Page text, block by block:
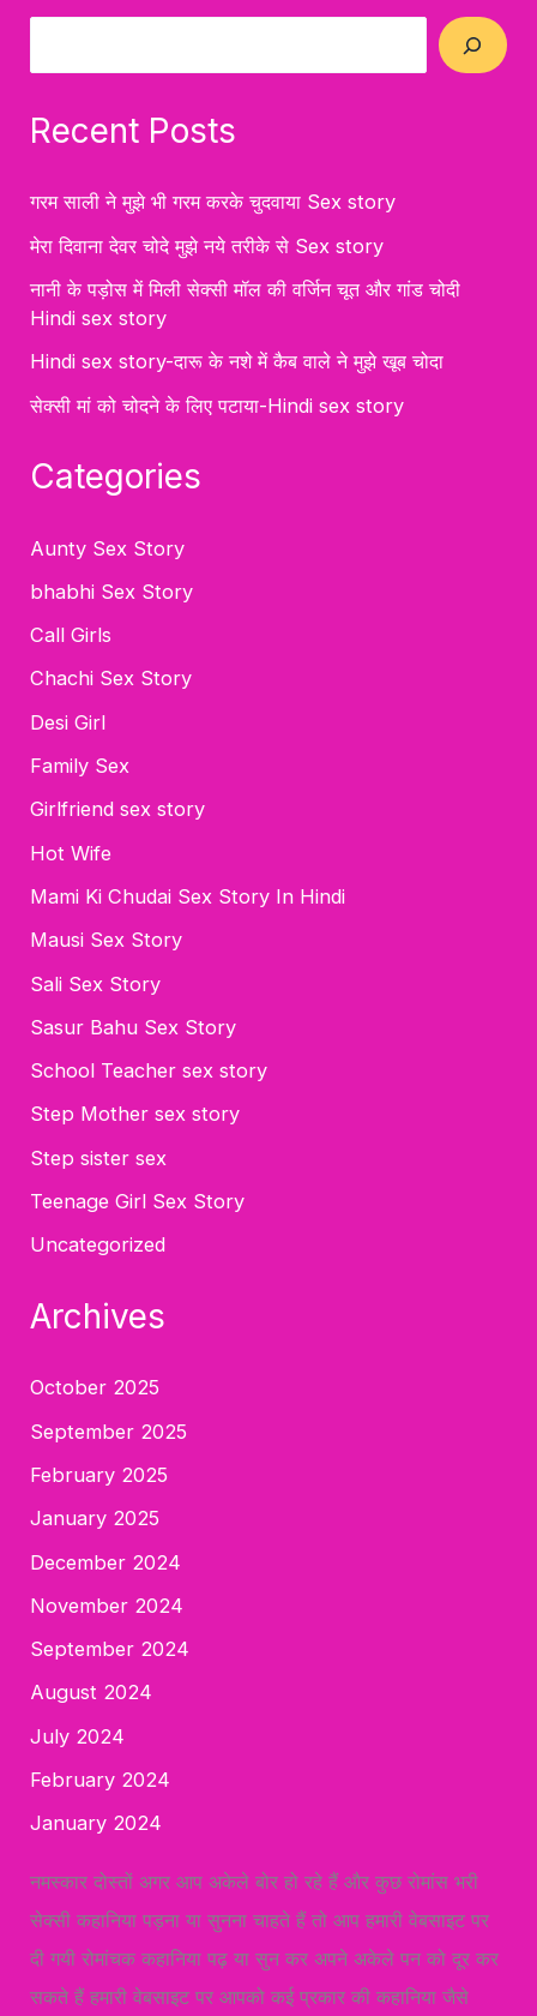
Recent Posts
गरम साली ने मुझे भी गरम करके चुदवाया Sex story
मेरा दिवाना देवर चोदे मुझे नये तरीके से Sex story
नानी के पड़ोस में मिली सेक्सी मॉल की वर्जिन चूत और गांड चोदी
Hindi sex story
Hindi sex story-दारू के नशे में कैब वाले ने मुझे खूब चोदा
सेक्सी मां को चोदने के लिए पटाया-Hindi sex story
Categories
Aunty Sex Story
bhabhi Sex Story
Call Girls
Chachi Sex Story
Desi Girl
Family Sex
Girlfriend sex story
Hot Wife
Mami Ki Chudai Sex Story In Hindi
Mausi Sex Story
Sali Sex Story
Sasur Bahu Sex Story
School Teacher sex story
Step Mother sex story
Step sister sex
Teenage Girl Sex Story
Uncategorized
Archives
October 2025
September 2025
February 2025
January 2025
December 2024
November 2024
September 2024
August 2024
July 2024
February 2024
January 2024
नमस्कार दोस्तों अगर आप अकेले बोर हो रहे हैं और कुछ रोमांस भरी
सेक्सी कहानिया पड़ना या सुनना चाहते हैं तो आप हमारी वेबसाइट पर
दी गयी रोमांचक कहानिया पढ़ या सुन कर अपने अकेले पन को दूर कर
सकते हैं हमारी वेबसाइट पर आपको कई प्रकार की कहानिया जैसे